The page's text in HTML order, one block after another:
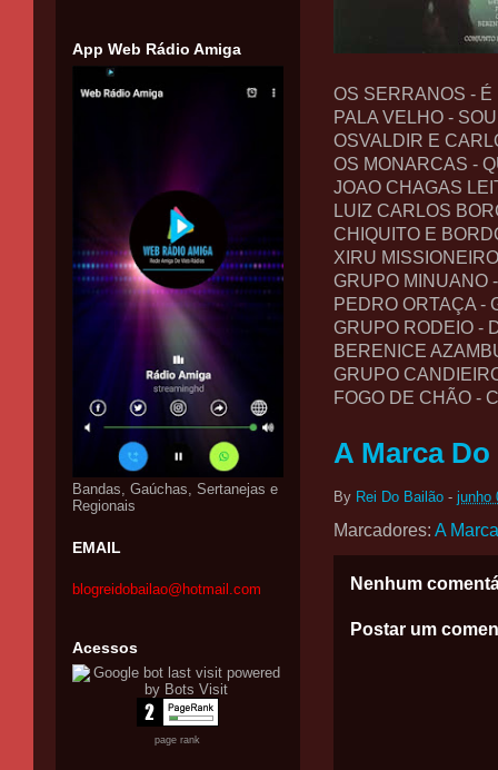
OS SERRANOS - É
PALA VELHO -
OSVALDIR E
OS MONARCAS -
JOAO CHAGAS
LUIZ CARLOS
CHIQUITO E
XIRU
GRUPO MINUANO
PEDRO ORTAÇA -
GRUPO RODEIO -
BERENICE
GRUPO
FOGO DE CHÃO -
A Marca
By Rei Do Bailão - junho
Marcadores: A
Nenhum
Postar um
App Web Rádio Amiga
Bandas, Gaúchas, Sertanejas e
Regionais
EMAIL
blogreidobailao@hotmail.com
Acessos
page rank